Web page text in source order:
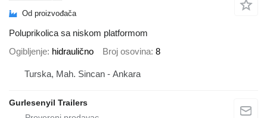
Od proizvođača
Poluprikolica sa niskom platformom
Ogibljenje hidraulično Broj osovina 8
Turska, Mah. Sincan - Ankara
Gurlesenyil Trailers